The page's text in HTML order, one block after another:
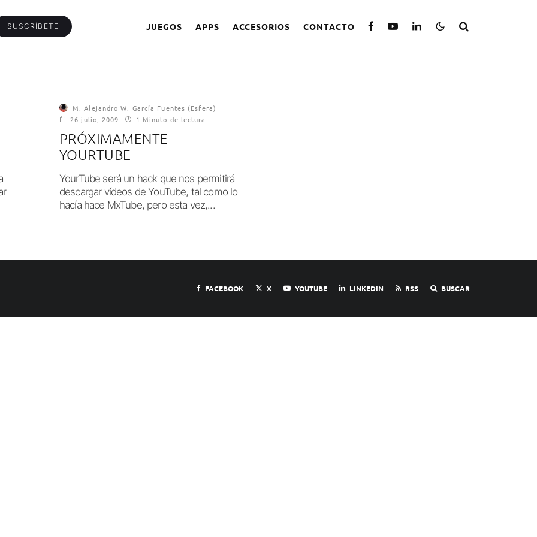
SUSCRÍBETE JUEGOS APPS ACCESORIOS CONTACTO
M. Alejandro W. García Fuentes (Esfera)
26 julio, 2009
1 Minuto de lectura
PRÓXIMAMENTE
YOURTUBE
YourTube será un hack que nos permitirá
descargar vídeos de YouTube, tal como lo
hacía hace MxTube, pero esta vez,...
FACEBOOK X YOUTUBE LINKEDIN RSS BUSCAR